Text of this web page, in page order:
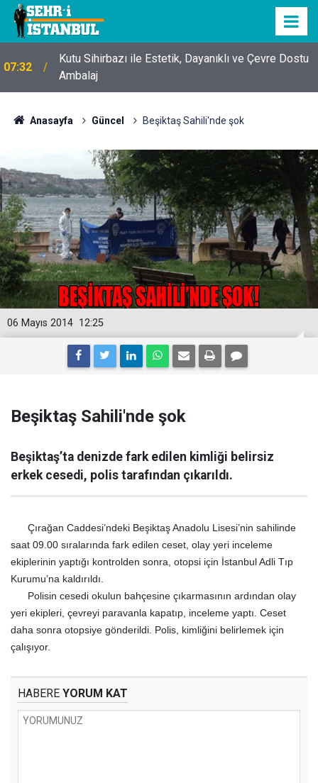
07:32
Kutu Sihirbazı ile Estetik, Dayanıklı ve Çevre Dostu
Ambalaj
Anasayfa Güncel Beşiktaş Sahili'nde şok
12:25
06 Mayıs 2014
Beşiktaş Sahili'nde şok
Beşiktaş’ta denizde fark edilen kimliği belirsiz
erkek cesedi, polis tarafından çıkarıldı.
Çırağan Caddesi’ndeki Beşiktaş Anadolu Lisesi’nin sahilinde
saat 09.00 sıralarında fark edilen ceset, olay yeri inceleme
ekiplerinin yaptığı kontrolden sonra, otopsi için İstanbul Adli Tıp
Kurumu’na kaldırıldı.
Polisin cesedi okulun bahçesine çıkarmasının ardından olay
yeri ekipleri, çevreyi paravanla kapatıp, inceleme yaptı. Ceset
daha sonra otopsiye gönderildi. Polis, kimliğini belirlemek için
çalışıyor.
HABERE YORUM KAT